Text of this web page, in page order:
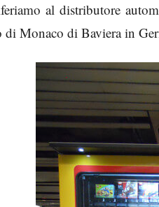
al distributore
di Monaco di Baviera in